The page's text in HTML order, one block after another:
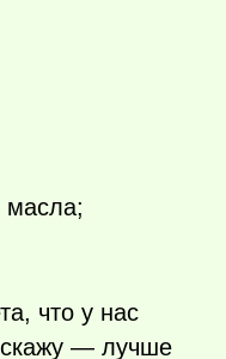
масла;
что у нас
скажу — лучше